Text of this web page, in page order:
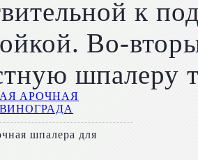
к
Во-
шпалеру
шпалера для